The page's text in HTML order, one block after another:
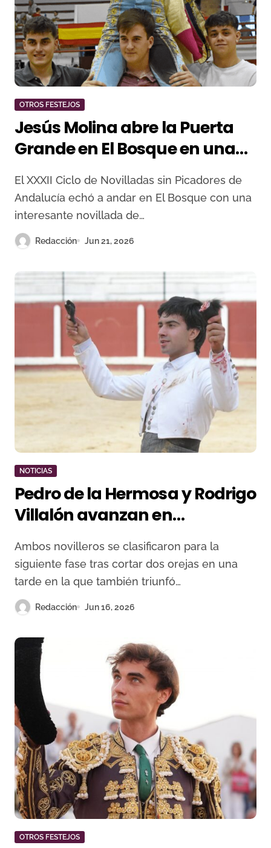
OTROS FESTEJOS
Jesús Molina abre la Puerta
Grande en El Bosque en una
prometedora tarde de futuro
y buen ganado
El XXXII Ciclo de Novilladas sin Picadores de
Andalucía echó a andar en El Bosque con una
interesante novillada de…
Redacción Jun 21, 2026
NOTICIAS
Pedro de la Hermosa y Rodrigo
Villalón avanzan en
Talayuelas en el Certamen
“Maestro Curro Fuentes”
Ambos novilleros se clasificaron para la
siguiente fase tras cortar dos orejas en una
tarde en la que también triunfó…
Redacción Jun 16, 2026
OTROS FESTEJOS